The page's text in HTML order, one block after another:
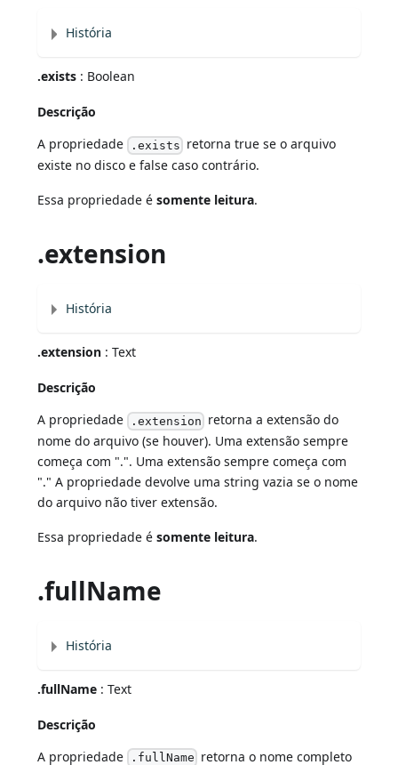
História
.exists : Boolean
Descrição
A propriedade .exists retorna true se o arquivo
existe no disco e false caso contrário.
Essa propriedade ésomente leitura.
.extension
História
.extension : Text
Descrição
A propriedade .extension retorna a extensão do
nome do arquivo (se houver). Uma extensão sempre
começa com ".". Uma extensão sempre começa com
"." A propriedade devolve uma string vazia se o nome
do arquivo não tiver extensão.
Essa propriedade ésomente leitura.
.fullName
História
.fullName : Text
Descrição
A propriedade .fullName retorna o nome completo